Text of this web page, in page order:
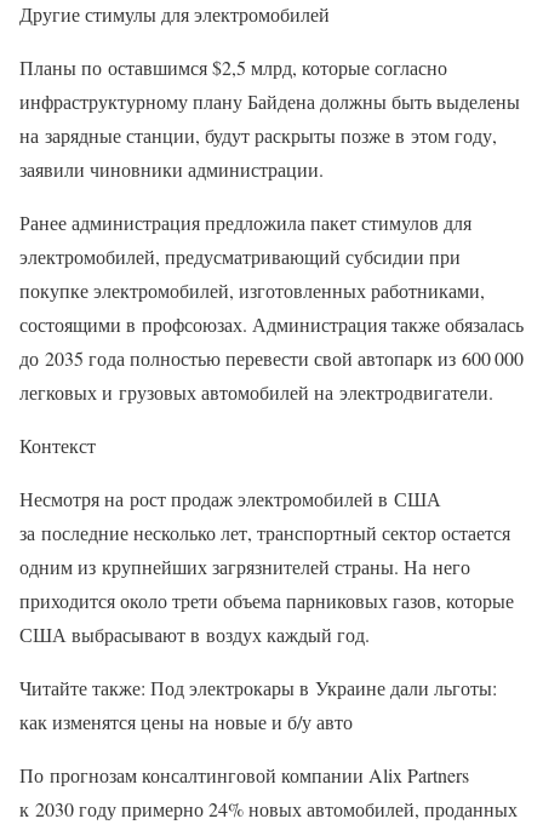
Другие стимулы для электромобилей
Планы по оставшимся $2,5 млрд, которые согласно
инфраструктурному плану Байдена должны быть выделены
на зарядные станции, будут раскрыты позже в этом году,
заявили чиновники администрации.
Ранее администрация предложила пакет стимулов для
электромобилей, предусматривающий субсидии при
покупке электромобилей, изготовленных работниками,
состоящими в профсоюзах. Администрация также обязалась
до 2035 года полностью перевести свой автопарк из 600 000
легковых и грузовых автомобилей на электродвигатели.
Контекст
Несмотря на рост продаж электромобилей в США
за последние несколько лет, транспортный сектор остается
одним из крупнейших загрязнителей страны. На него
приходится около трети объема парниковых газов, которые
США выбрасывают в воздух каждый год.
Читайте также: Под электрокары в Украине дали льготы:
как изменятся цены на новые и б/у авто
По прогнозам консалтинговой компании Alix Partners
к 2030 году примерно 24% новых автомобилей, проданных